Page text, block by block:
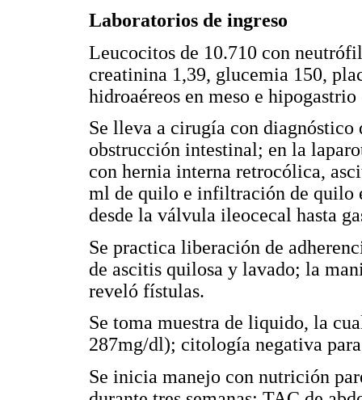
Laboratorios de ingreso
Leucocitos de 10.710 con
creatinina 1,39, glucemia 150,
hidroaéreos en meso e
Se lleva a cirugía con diagnóstico
obstrucción intestinal; en la
con hernia interna retrocólica,
ml de quilo e infiltración de quilo
desde la válvula ileocecal hasta
Se practica liberación de
de ascitis quilosa y lavado; la
reveló fístulas.
Se toma muestra de liquido, la
287mg/dl); citología negativa
Se inicia manejo con nutrición